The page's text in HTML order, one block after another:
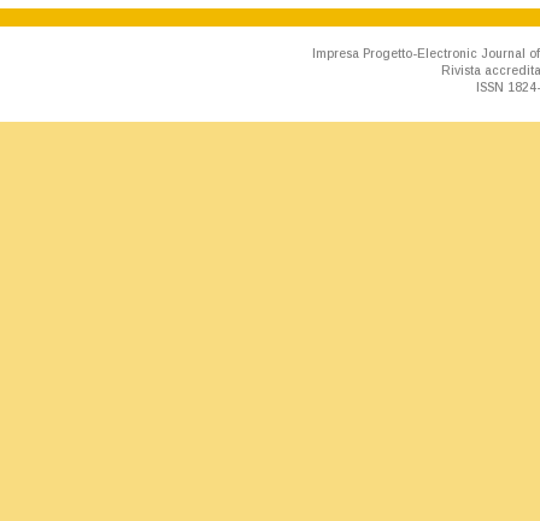
Impresa Progetto-Electronic Journal
Rivista
ISSN